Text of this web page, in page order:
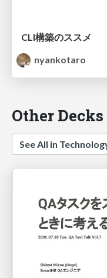
CLI構築のススメ
nyankotaro
Other
See All in